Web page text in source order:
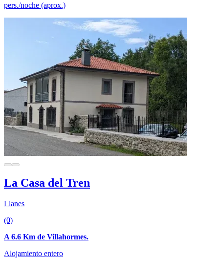
pers./noche (aprox.)
La Casa del Tren
Llanes
(0)
A 6.6 Km de Villahormes.
Alojamiento entero